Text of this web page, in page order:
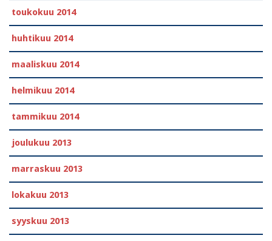
toukokuu 2014
huhtikuu 2014
maaliskuu 2014
helmikuu 2014
tammikuu 2014
joulukuu 2013
marraskuu 2013
lokakuu 2013
syyskuu 2013